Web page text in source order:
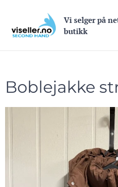
Vi selger på
butikk
Boblejakke